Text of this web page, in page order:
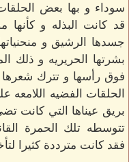
سوداء و بها بعض
قد كانت البذله و
جسدها الرشيق و
بشرتها الحريريه و ذلك
فوق رأسها و تترك
الحلقات الفضيه اللامعه
بريق عيناها التي كانت
تتوسطه تلك الحمرة
فقد كانت مترددة كثيرا